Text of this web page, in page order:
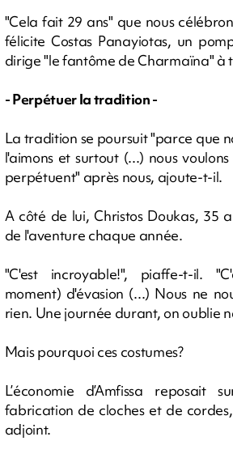
"Cela fait 29 ans" que nous
félicite Costas Panayiotas, un
dirige "le fantôme de Charmaïna" à
- Perpétuer la tradition -
La tradition se poursuit "parce que
l'aimons et surtout (...) nous
perpétuent" après nous, ajoute-t-il.
A côté de lui, Christos Doukas, 35
de l'aventure chaque année.
"C'est incroyable!", piaffe-t-il.
moment) d'évasion (...) Nous ne
rien. Une journée durant, on oublie
Mais pourquoi ces costumes?
L’économie d’Amfissa
fabrication de cloches et de
adjoint.